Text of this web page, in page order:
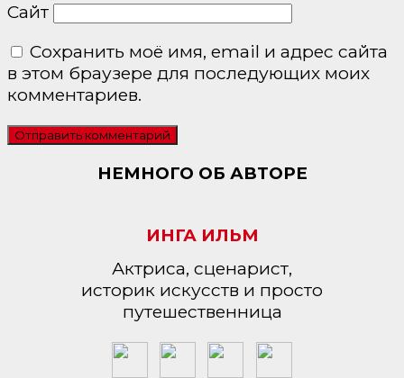
Сайт
Сохранить моё имя, email и адрес сайта
в этом браузере для последующих моих
комментариев.
НЕМНОГО ОБ АВТОРЕ
ИНГА ИЛЬМ
Актриса, сценарист,
историк искусств и просто
путешественница